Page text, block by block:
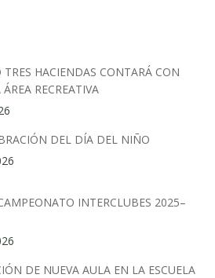
TRES HACIENDAS CONTARÁ CON
RECREATIVA
DEL DÍA DEL NIÑO
INTERCLUBES 2025–
DE NUEVA AULA EN LA ESCUELA